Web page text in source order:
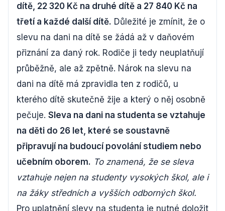
dítě, 22 320 Kč na druhé dítě a 27 840 Kč na
třetí a každé další dítě. Důležité je zmínit, že o
slevu na dani na dítě se žádá až v daňovém
přiznání za daný rok. Rodiče ji tedy neuplatňují
průběžně, ale až zpětně. Nárok na slevu na
dani na dítě má zpravidla ten z rodičů, u
kterého dítě skutečně žije a který o něj osobně
pečuje. Sleva na dani na studenta se vztahuje
na děti do 26 let, které se soustavně
připravují na budoucí povolání studiem nebo
učebním oborem. To znamená, že se sleva
vztahuje nejen na studenty vysokých škol, ale i
na žáky středních a vyšších odborných škol.
Pro uplatnění slevy na studenta je nutné doložit